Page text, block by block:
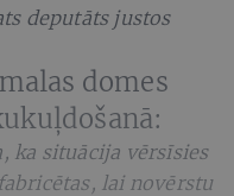
deputāts justos
domes
ka situācija vērsīsies
lai novērstu